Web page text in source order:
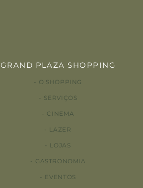
GRAND PLAZA SHOPPING
O SHOPPING
SERVIÇOS
CINEMA
LAZER
LOJAS
GASTRONOMIA
EVENTOS